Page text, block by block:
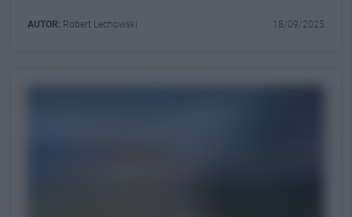
AUTOR: Robert Lechowski 18/09/2025